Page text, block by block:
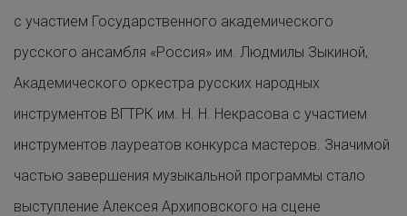
с участием Государственного академического
русского ансамбля «Россия» им. Людмилы Зыкиной,
Академического оркестра русских народных
инструментов ВГТРК им. Н. Н. Некрасова с участием
инструментов лауреатов конкурса мастеров. Значимой
частью завершения музыкальной программы стало
выступление Алексея Архиповского на сцене